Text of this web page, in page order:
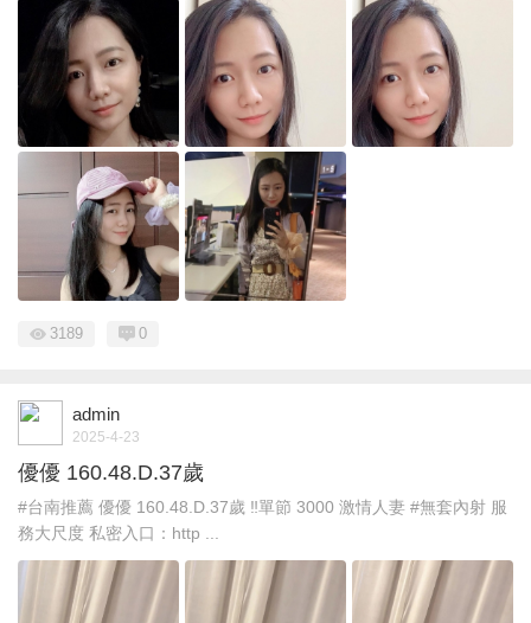
3189 0
admin
2025-4-23
優優 160.48.D.37歲
#台南推薦 優優 160.48.D.37歲 ‼️單節 3000 激情人妻 #無套內射 服
務大尺度 私密入口：http ...